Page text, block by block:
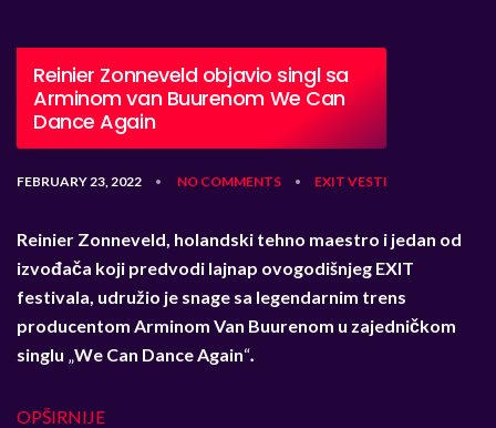
Reinier Zonneveld objavio singl sa
Arminom van Buurenom We Can
Dance Again
FEBRUARY 23, 2022 • NO COMMENTS • EXIT VESTI
Reinier Zonneveld, holandski tehno maestro i jedan od
izvođača koji predvodi lajnap ovogodišnjeg EXIT
festivala, udružio je snage sa legendarnim trens
producentom Arminom Van Buurenom u zajedničkom
singlu „We Can Dance Again“.
OPŠIRNIJE